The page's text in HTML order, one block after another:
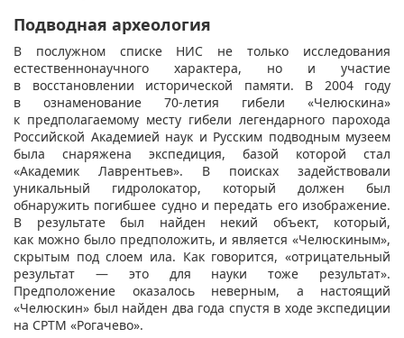
Подводная археология
В послужном списке НИС не только исследования
естественнонаучного характера, но и участие
в восстановлении исторической памяти. В 2004 году
в ознаменование 70-летия гибели «Челюскина»
к предполагаемому месту гибели легендарного парохода
Российской Академией наук и Русским подводным музеем
была снаряжена экспедиция, базой которой стал
«Академик Лаврентьев». В поисках задействовали
уникальный гидролокатор, который должен был
обнаружить погибшее судно и передать его изображение.
В результате был найден некий объект, который,
как можно было предположить, и является «Челюскиным»,
скрытым под слоем ила. Как говорится, «отрицательный
результат — это для науки тоже результат».
Предположение оказалось неверным, а настоящий
«Челюскин» был найден два года спустя в ходе экспедиции
на СРТМ «Рогачево».